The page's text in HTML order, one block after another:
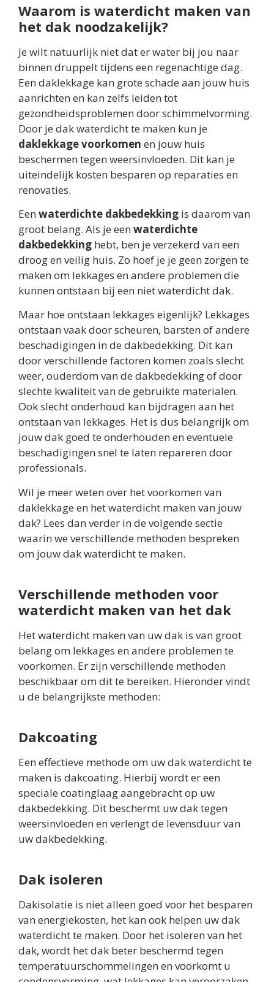
Waarom is waterdicht maken van
het dak noodzakelijk?
Je wilt natuurlijk niet dat er water bij jou naar
binnen druppelt tijdens een regenachtige dag.
Een daklekkage kan grote schade aan jouw huis
aanrichten en kan zelfs leiden tot
gezondheidsproblemen door schimmelvorming.
Door je dak waterdicht te maken kun je
daklekkage voorkomen en jouw huis
beschermen tegen weersinvloeden. Dit kan je
uiteindelijk kosten besparen op reparaties en
renovaties.
Een waterdichte dakbedekking is daarom van
groot belang. Als je een waterdichte
dakbedekking hebt, ben je verzekerd van een
droog en veilig huis. Zo hoef je je geen zorgen te
maken om lekkages en andere problemen die
kunnen ontstaan bij een niet waterdicht dak.
Maar hoe ontstaan lekkages eigenlijk? Lekkages
ontstaan vaak door scheuren, barsten of andere
beschadigingen in de dakbedekking. Dit kan
door verschillende factoren komen zoals slecht
weer, ouderdom van de dakbedekking of door
slechte kwaliteit van de gebruikte materialen.
Ook slecht onderhoud kan bijdragen aan het
ontstaan van lekkages. Het is dus belangrijk om
jouw dak goed te onderhouden en eventuele
beschadigingen snel te laten repareren door
professionals.
Wil je meer weten over het voorkomen van
daklekkage en het waterdicht maken van jouw
dak? Lees dan verder in de volgende sectie
waarin we verschillende methoden bespreken
om jouw dak waterdicht te maken.
Verschillende methoden voor
waterdicht maken van het dak
Het waterdicht maken van uw dak is van groot
belang om lekkages en andere problemen te
voorkomen. Er zijn verschillende methoden
beschikbaar om dit te bereiken. Hieronder vindt
u de belangrijkste methoden:
Dakcoating
Een effectieve methode om uw dak waterdicht te
maken is dakcoating. Hierbij wordt er een
speciale coatinglaag aangebracht op uw
dakbedekking. Dit beschermt uw dak tegen
weersinvloeden en verlengt de levensduur van
uw dakbedekking.
Dak isoleren
Dakisolatie is niet alleen goed voor het besparen
van energiekosten, het kan ook helpen uw dak
waterdicht te maken. Door het isoleren van het
dak, wordt het dak beter beschermd tegen
temperatuurschommelingen en voorkomt u